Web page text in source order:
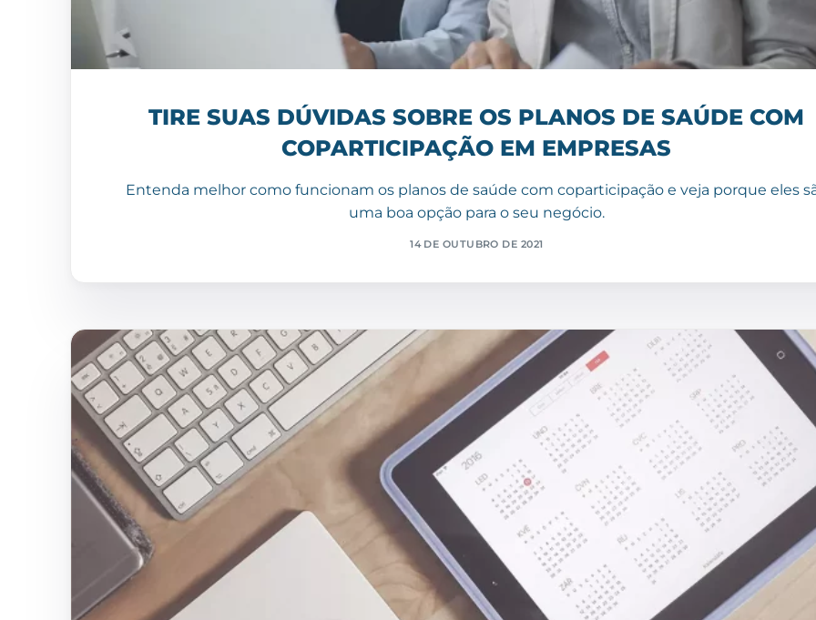
TIRE SUAS DÚVIDAS SOBRE OS PLANOS DE SAÚDE COM
COPARTICIPAÇÃO EM EMPRESAS
Entenda melhor como funcionam os planos de saúde com coparticipação e veja porque eles
uma boa opção para o seu negócio.
14 DE OUTUBRO DE 2021